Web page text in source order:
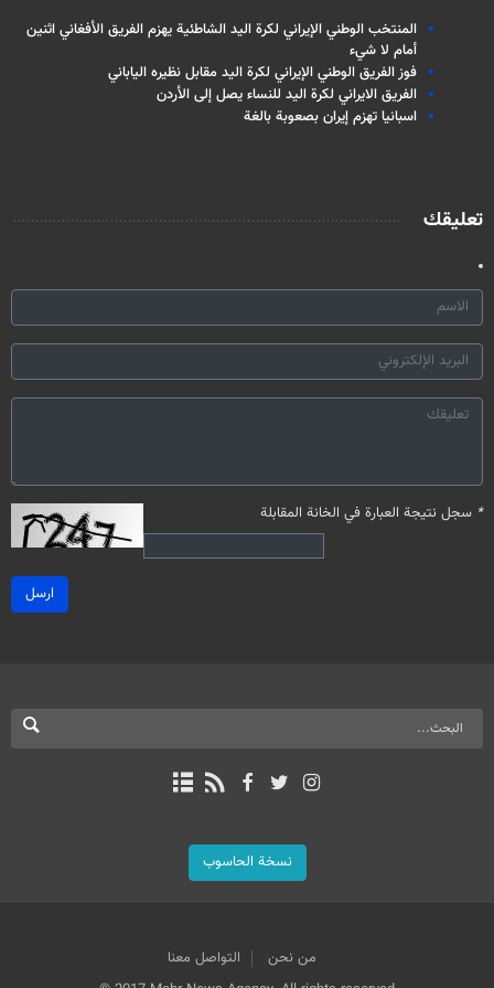
المنتخب الوطني الإيراني لكرة اليد الشاطئية يهزم الفريق الأفغاني اثنين
أمام لا شيء
فوز الفريق الوطني الإيراني لكرة اليد مقابل نظيره الياباني
الفريق الايراني لكرة اليد للنساء يصل إلى الأردن
اسبانيا تهزم إيران بصعوبة بالغة
تعليقك
* سجل نتيجة العبارة في الخانة المقابلة
ارسل
نسخة الحاسوب
من نحن
التواصل معنا